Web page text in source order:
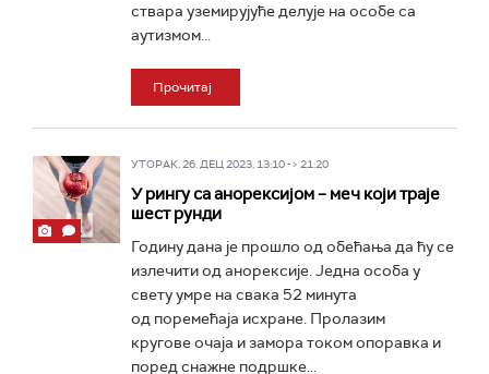
ствара уземирујуће делује на особе са
аутизмом...
Прочитај
УТОРАК, 26. ДЕЦ 2023, 13:10 -> 21:20
У рингу са анорексијом – меч који траје
шест рунди
Годину дана је прошло од обећања да ћу се
излечити од анорексије. Једна особа у
свету умре на свака 52 минута
од поремeћаја исхране. Пролазим
кругове очаја и замора током опоравка и
поред снажне подршке...